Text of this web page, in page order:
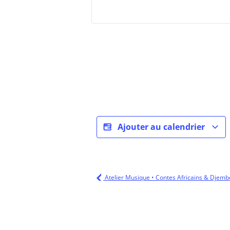
Ajouter au calendrier
Atelier Musique • Contes Africains &